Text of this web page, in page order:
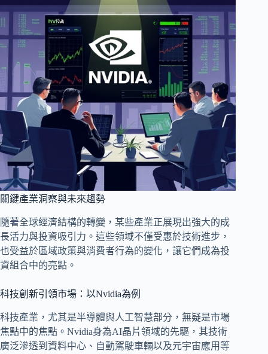
關鍵產業洞察與未來趨勢
隨著全球經濟結構的轉變，某些產業正展現出強大的成
長活力與投資吸引力。這些領域不僅受惠於技術進步，
也受益於區域政策與消費者行為的變化，讓它們成為投
資組合中的亮點。
科技創新引領市場：以Nvidia為例
科技產業，尤其是半導體與人工智慧部分，無疑是市場
焦點中的焦點。Nvidia身為AI晶片領域的先驅，其技術
廣泛滲透到資料中心、自動駕駛車輛以及元宇宙應用等